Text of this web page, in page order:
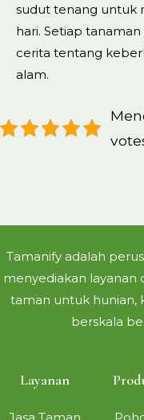
sudut tenang untuk
hari. Setiap
cerita tentang
alam.
Tamanify adalah
menyediakan layanan
taman untuk hunian,
berskala
Layanan